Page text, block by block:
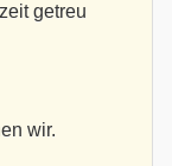
getreu
wir.